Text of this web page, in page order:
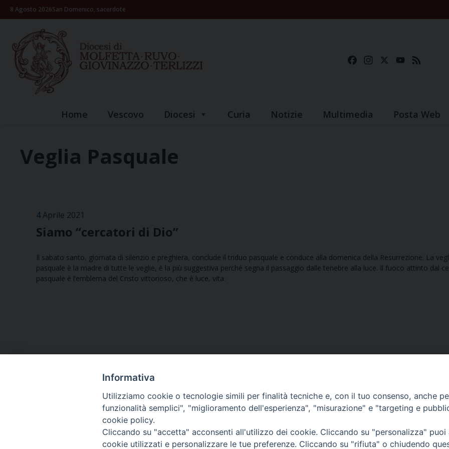
Skip8 Agosto 2026San Domenico, sacerdote
FacebookInstagramYouTube
Home Vescovo Diocesi Curia Notizie Multimedia Posta Web
Veglia Pasquale
4 Aprile 2021
Siamo “cercatori di Dio”
Il sabato santo, giornata di silenzio e preghiera, conclude il triduo pasquale e conduce alla domenica della Resurrezione. La
pasquale è la madre di tutte le veglie, è la più suggestiva perché segna il passaggio dalle tenebre alla luce. Il fuoco attinto dal
pasquale è l’emblema del Cristo vittorioso, che è luce, vita.
Ufficio Comunicazioni sociali
Informativa
Utilizziamo cookie o tecnologie simili per finalità tecniche e, con il tuo consenso, anche
funzionalità semplici", "miglioramento dell'esperienza", "misurazione" e "targeting e
cookie policy.
Cliccando su "accetta" acconsenti all'utilizzo dei cookie. Cliccando su "personalizza"
cookie utilizzati e personalizzare le tue preferenze. Cliccando su "rifiuta" o chiudendo